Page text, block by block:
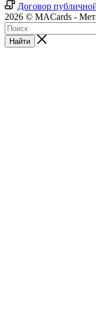
Договор
2026 © MACards -
Найти